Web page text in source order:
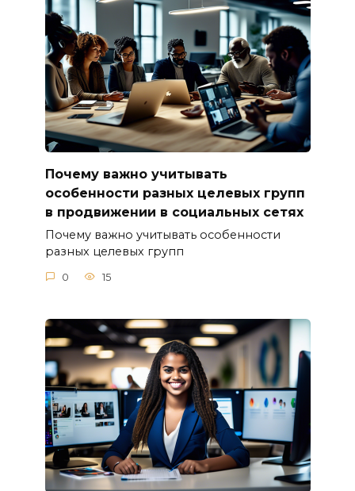
Почему важно учитывать
особенности разных целевых групп
в продвижении в социальных сетях
Почему важно учитывать особенности
разных целевых групп
0 15